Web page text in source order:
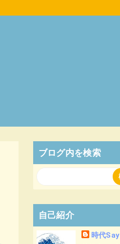
ブログ内を検索
自己紹介
時代Say